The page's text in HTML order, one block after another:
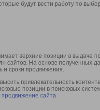
будут вести работу по
верхние позиции в
сайтов. На основе полученных
и сроки продвижения.
привлекательность
позиции в поисковых
продвижение сайта